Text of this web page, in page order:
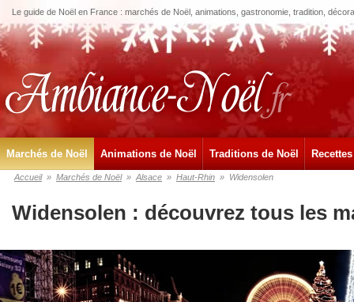
Le guide de Noël en France : marchés de Noël, animations, gastronomie, tradition,
Marchés de Noël Animations de Noël Traditions de Noël
Accueil » Marchés de Noël » Alsace » Haut-Rhin » Widensolen
Widensolen : découvrez tous les